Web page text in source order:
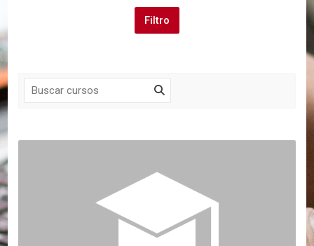
Navegación
Programa de Apoyo a la Segunda Especialidad de la
Seminarios
IX Programa de Alta Gerencia y Educación